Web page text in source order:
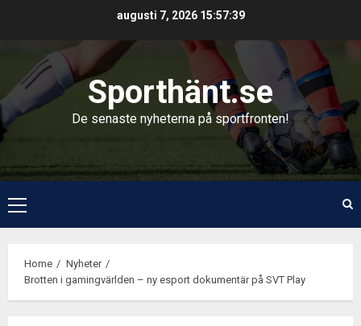
augusti 7, 2026 15:57:40
Sporthänt.se
De senaste nyheterna på sportfronten!
Primary
Menu
Home
Nyheter
Brotten i gamingvärlden – ny esport dokumentär på SVT Play